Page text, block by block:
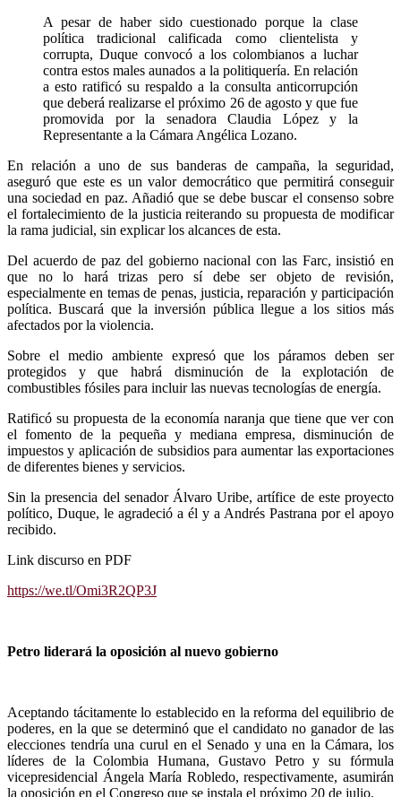
A pesar de haber sido cuestionado porque la clase
política tradicional calificada como clientelista y
corrupta, Duque convocó a los colombianos a luchar
contra estos males aunados a la politiquería. En relación
a esto ratificó su respaldo a la consulta anticorrupción
que deberá realizarse el próximo 26 de agosto y que fue
promovida por la senadora Claudia López y la
Representante a la Cámara Angélica Lozano.
En relación a uno de sus banderas de campaña, la seguridad,
aseguró que este es un valor democrático que permitirá conseguir
una sociedad en paz. Añadió que se debe buscar el consenso sobre
el fortalecimiento de la justicia reiterando su propuesta de modificar
la rama judicial, sin explicar los alcances de esta.
Del acuerdo de paz del gobierno nacional con las Farc, insistió en
que no lo hará trizas pero sí debe ser objeto de revisión,
especialmente en temas de penas, justicia, reparación y participación
política. Buscará que la inversión pública llegue a los sitios más
afectados por la violencia.
Sobre el medio ambiente expresó que los páramos deben ser
protegidos y que habrá disminución de la explotación de
combustibles fósiles para incluir las nuevas tecnologías de energía.
Ratificó su propuesta de la economía naranja que tiene que ver con
el fomento de la pequeña y mediana empresa, disminución de
impuestos y aplicación de subsidios para aumentar las exportaciones
de diferentes bienes y servicios.
Sin la presencia del senador Álvaro Uribe, artífice de este proyecto
político, Duque, le agradeció a él y a Andrés Pastrana por el apoyo
recibido.
Link discurso en PDF
https://we.tl/Omi3R2QP3J
Petro liderará la oposición al nuevo gobierno
Aceptando tácitamente lo establecido en la reforma del equilibrio de
poderes, en la que se determinó que el candidato no ganador de las
elecciones tendría una curul en el Senado y una en la Cámara, los
líderes de la Colombia Humana, Gustavo Petro y su fórmula
vicepresidencial Ángela María Robledo, respectivamente, asumirán
la oposición en el Congreso que se instala el próximo 20 de julio.